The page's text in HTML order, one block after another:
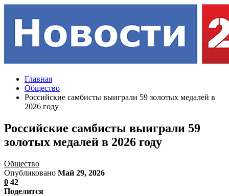
Главная
Общество
Российские самбисты выиграли 59 золотых медалей в
2026 году
Российские самбисты выиграли 59
золотых медалей в 2026 году
Общество
Опубликовано Май 29, 2026
0 42
Поделится